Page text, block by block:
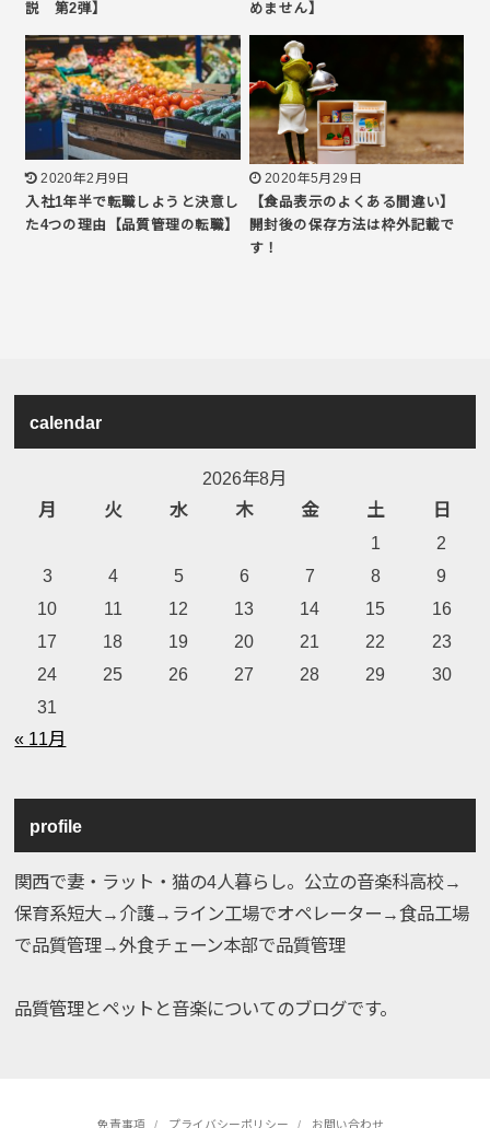
説 第2弾】
めません】
2020年2月9日
入社1年半で転職しようと決意し
た4つの理由【品質管理の転職】
2020年5月29日
【食品表示のよくある間違い】
開封後の保存方法は枠外記載で
す！
calendar
2026年8月
月
火 水 木 金 土
日
1
2
3
4 5 6 7 8
9
10
11 12 13 14 15
16
17
18 19 20 21 22
23
24
25 26 27 28 29
30
31
« 11月
profile
関西で妻・ラット・猫の4人暮らし。公立の音楽科高校→
保育系短大→介護→ライン工場でオペレーター→食品工場
で品質管理→外食チェーン本部で品質管理
品質管理とペットと音楽についてのブログです。
免責事項 プライバシーポリシー お問い合わせ